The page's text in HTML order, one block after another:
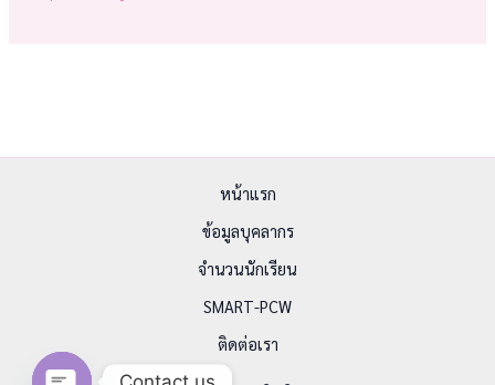
หน้าแรก
ข้อมูลบุคลากร
จำนวนนักเรียน
SMART-PCW
ติดต่อเรา